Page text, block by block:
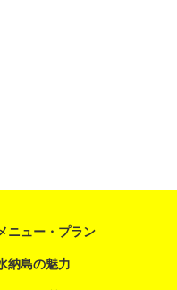
ニュー・プラン
納島の魅力